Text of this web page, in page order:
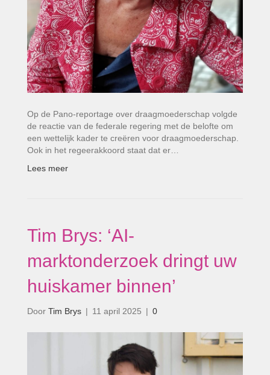
Op de Pano-reportage over draagmoederschap volgde
de reactie van de federale regering met de belofte om
een wettelijk kader te creëren voor draagmoederschap.
Ook in het regeerakkoord staat dat er…
Lees meer
Tim Brys: ‘AI-
marktonderzoek dringt uw
huiskamer binnen’
Door Tim Brys | 11 april 2025 | 0